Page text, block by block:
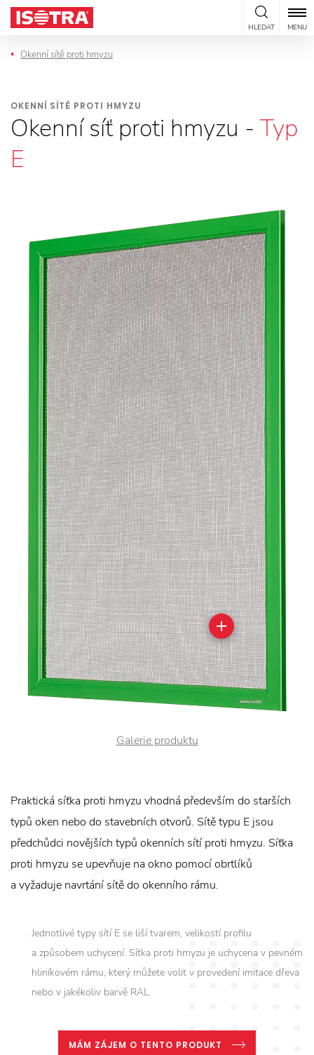
Přeskočit na obsah
HLEDAT MENU
Okenní sítě proti hmyzu
OKENNÍ SÍTĚ PROTI HMYZU
Okenní síť proti hmyzu - Typ
E
Galerie produktu
Praktická síťka proti hmyzu vhodná především do starších
typů oken nebo do stavebních otvorů. Sítě typu E jsou
předchůdci novějších typů okenních sítí proti hmyzu. Síťka
proti hmyzu se upevňuje na okno pomocí obrtlíků
a vyžaduje navrtání sítě do okenního rámu.
Jednotlivé typy sítí E se liší tvarem, velikostí profilu
a způsobem uchycení. Síťka proti hmyzu je uchycena v pevném
hliníkovém rámu, který můžete volit v provedení imitace dřeva
nebo v jakékoliv barvě RAL.
MÁM ZÁJEM O TENTO PRODUKT